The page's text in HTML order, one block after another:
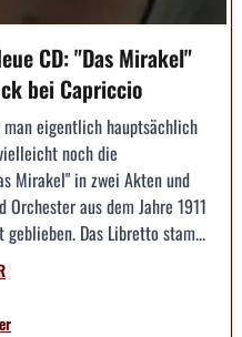
CD: "Das Mirakel"
bei Capriccio
eigentlich hauptsächlich
noch die
Mirakel" in zwei Akten und
aus dem Jahre 1911
Das Libretto stam...